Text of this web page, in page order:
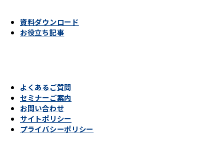
資料ダウンロード
お役立ち記事
よくあるご質問
セミナーご案内
お問い合わせ
サイトポリシー
プライバシーポリシー